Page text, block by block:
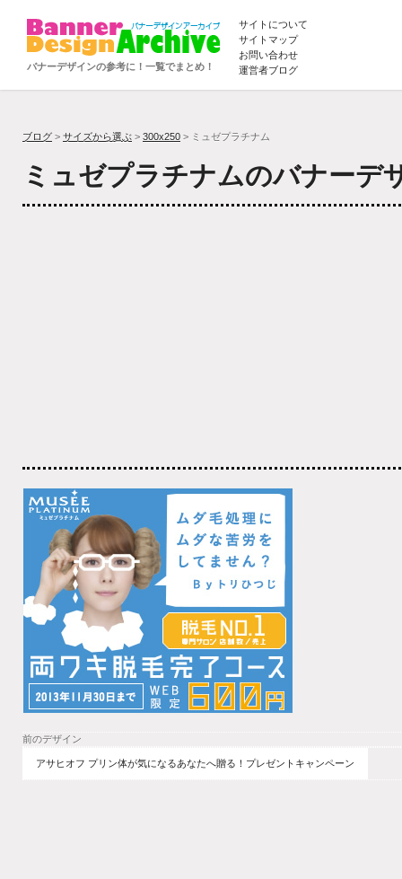
バナーデザインの参考に！一覧でまとめ！
サイトについて
サイトマップ
お問い合わせ
運営者ブログ
ブログ > サイズから選ぶ > 300x250 > ミュゼプラチナム
ミュゼプラチナムのバナーデ
前のデザイン
アサヒオフ プリン体が気になるあなたへ贈る！プレゼントキャンペーン